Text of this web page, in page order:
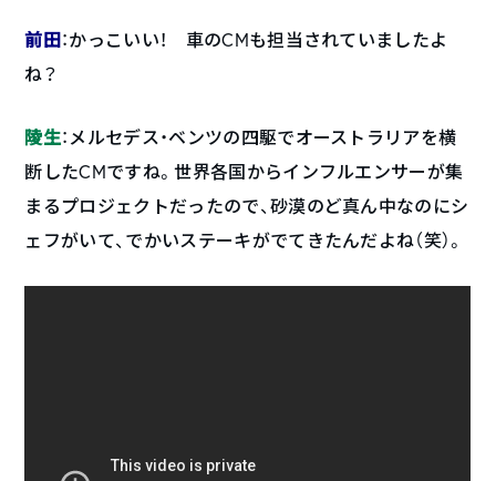
前田：かっこいい！ 車のCMも担当されていましたよ
ね？
陵生：メルセデス・ベンツの四駆でオーストラリアを横
断したCMですね。世界各国からインフルエンサーが集
まるプロジェクトだったので、砂漠のど真ん中なのにシ
ェフがいて、でかいステーキがでてきたんだよね（笑）。